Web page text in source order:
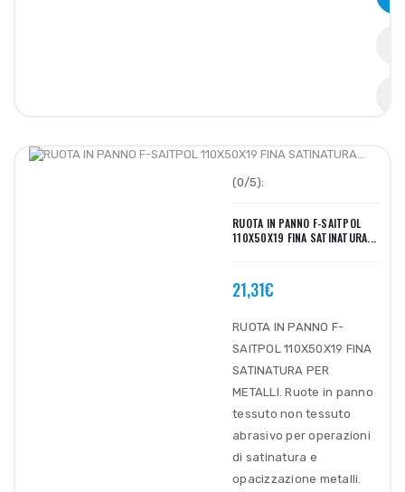
(0/5):
RUOTA IN PANNO F-SAITPOL
110X50X19 FINA SATINATURA...
21,31€
RUOTA IN PANNO F-
SAITPOL 110X50X19 FINA
SATINATURA PER
METALLI. Ruote in panno
tessuto non tessuto
abrasivo per operazioni
di satinatura e
opacizzazione metalli.